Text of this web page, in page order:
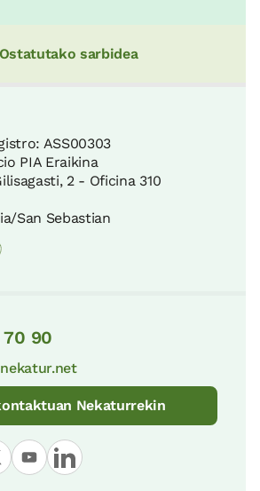
sarbidea
ASS00303
PIA Eraikina
2 - Oficina 310
San Sebastian
70 90
Nekaturrekin